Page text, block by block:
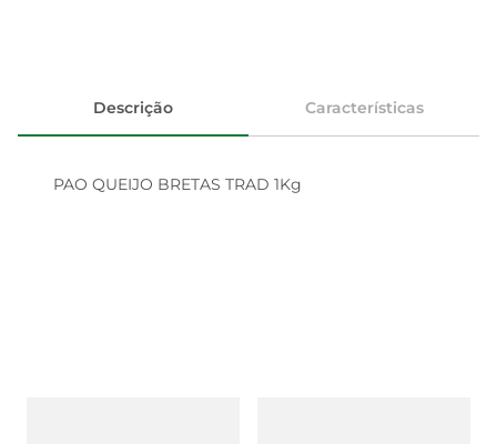
Descrição Características
PAO QUEIJO BRETAS TRAD 1Kg